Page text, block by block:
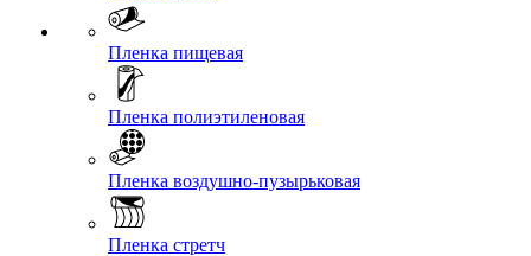
Пленка пищевая
Пленка полиэтиленовая
Пленка воздушно-пузырьковая
Пленка стретч